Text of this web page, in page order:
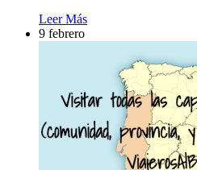
Leer Más
9 febrero